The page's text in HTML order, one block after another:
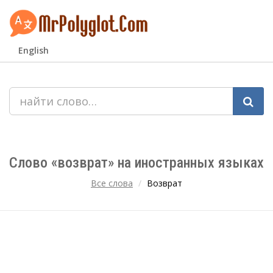
English
Слово «возврат» на иностранных языках
Все слова Возврат